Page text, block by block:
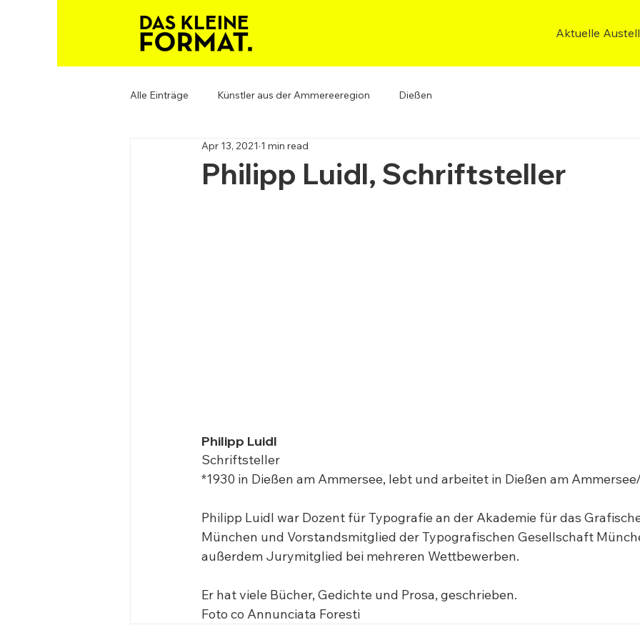
Aktuelle
Alle Einträge Künstler aus der Ammereeregion Dießen
Philipp Luidl, Schriftsteller
Apr 13, 2021 1 min read
Philipp Luidl
Schriftsteller
*1930 in Dießen am Ammersee, lebt und arbeitet in Dießen am
Philipp Luidl war Dozent für Typografie an der Akademie für das
München und Vorstandsmitglied der Typografischen Gesellschaft
außerdem Jurymitglied bei mehreren Wettbewerben.
Er hat viele Bücher, Gedichte und Prosa, geschrieben.
Foto co Annunciata Foresti